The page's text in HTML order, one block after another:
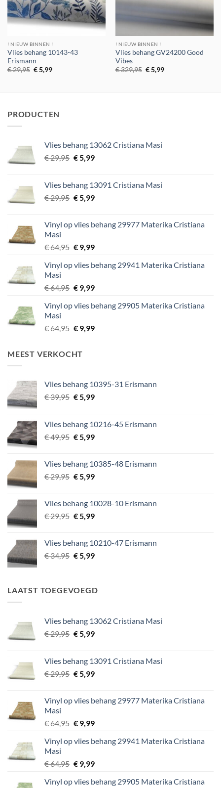
! NIEUW BINNEN !
Vlies behang 10143-43
Erismann
€29,95 Oorspronkelijke
prijs
€5,99Huidige
! NIEUW BINNEN !
Vlies behang GV24200 Good
Vibes
€329,95 Oorspronkelijke
prijs
€5,99Huidige
PRODUCTEN
Vlies behang 13062 Cristiana Masi
€29,95 Oorspronkelijke
€ 29,95.
€5,99Huidige
€ 5,99.
Vlies behang 13091 Cristiana Masi
€29,95 Oorspronkelijke
€ 29,95.
€5,99Huidige
€ 5,99.
Vinyl op vlies behang 29977 Materika Cristiana
Masi
€64,95 Oorspronkelijke
was:
€9,99Huidige
is:
Vinyl op vlies behang 29941 Materika Cristiana
Masi
€64,95 Oorspronkelijke
was:
€9,99Huidige
is:
Vinyl op vlies behang 29905 Materika Cristiana
Masi
€64,95 Oorspronkelijke
€ 64,95.
€9,99Huidige
MEEST VERKOCHT
Vlies behang 10395-31 Erismann
€39,95 Oorspronkelijke
€ 39,95.
€5,99Huidige
€ 5,99.
Vlies behang 10216-45 Erismann
€49,95 Oorspronkelijke
€ 49,95.
€5,99Huidige
€ 5,99.
Vlies behang 10385-48 Erismann
€29,95 Oorspronkelijke
€ 29,95.
€5,99Huidige
€ 5,99.
Vlies behang 10028-10 Erismann
€29,95 Oorspronkelijke
€ 29,95.
€5,99Huidige
€ 5,99.
Vlies behang 10210-47 Erismann
€34,95 Oorspronkelijke
€ 34,95.
€5,99Huidige
€ 5,99.
LAATST TOEGEVOEGD
Vlies behang 13062 Cristiana Masi
€29,95 Oorspronkelijke
€ 29,95.
€5,99Huidige
€ 5,99.
Vlies behang 13091 Cristiana Masi
€29,95 Oorspronkelijke
€ 29,95.
€5,99Huidige
€ 5,99.
Vinyl op vlies behang 29977 Materika Cristiana
Masi
€64,95 Oorspronkelijke
was:
€9,99Huidige
is:
Vinyl op vlies behang 29941 Materika Cristiana
Masi
€64,95 Oorspronkelijke
was:
€9,99Huidige
is:
Vinyl op vlies behang 29905 Materika Cristiana